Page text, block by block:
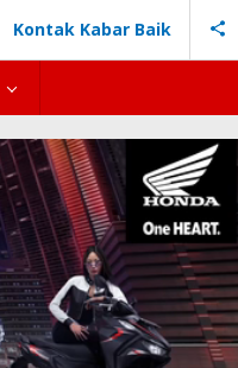
Kontak Kabar Baik